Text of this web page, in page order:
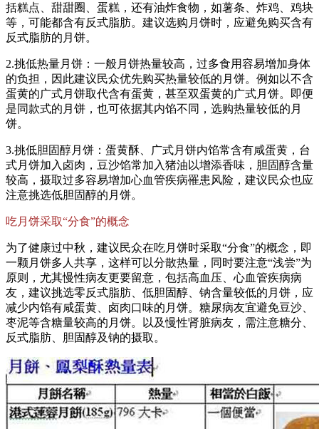
括糕点、甜甜圈、蛋糕，还有油炸食物，如薯条、炸鸡、鸡块
等，可能都含有反式脂肪。建议选购月饼时，应避免购买含有
反式脂肪的月饼。
2.挑低热量月饼：一般月饼热量较高，过多食用容易增加身体
的负担，因此建议民众优先购买热量较低的月饼。例如以不含
蛋黄的广式月饼取代含有蛋黄，甚至双蛋黄的广式月饼。即便
是同款式的月饼，也可依据其内馅不同，选购热量较低的月
饼。
3.挑低胆固醇月饼：蛋黄酥、广式月饼内馅常含有咸蛋黄，台
式月饼加入卤肉，豆沙馅常加入猪油以增添香味，胆固醇含量
较高，摄取过多容易增加心血管疾病罹患风险，建议民众也应
注意挑选低胆固醇的月饼。
吃月饼采取“分食”的概念
为了健康过中秋，建议民众在吃月饼时采取“分食”的概念，即
一颗月饼多人共享，这样可以分散热量，同时要注意“浅尝”为
原则，尤其慢性病友更要留意，包括高血压、心血管疾病病
友，建议挑选零反式脂肪、低胆固醇、钠含量较低的月饼，应
减少内馅有咸蛋黄、卤肉口味的月饼。糖尿病友宜避免豆沙、
枣泥等含糖量较高的月饼。以及慢性肾脏病友，需注意糖分、
反式脂肪、胆固醇及钠的摄取。